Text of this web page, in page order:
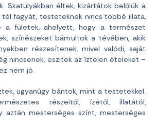
Skatulyákban éltek, kizártátok belőlük a
fagyát, testeteknek nincs többé illata,
a fületek, ahelyett, hogy a természet
színészeket bámultok a tévében, akik
részesítenek, mivel valódi, saját
nincsenek, eszitek az íztelen ételeket –
nem jó.
ugyanúgy bántok, mint a testetekkel.
részeitől, ízétől, illatától,
aztán mesterséges színt, mesterséges